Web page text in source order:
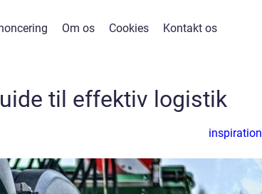
Om os Cookies Kontakt os
til effektiv logistik
inspiration